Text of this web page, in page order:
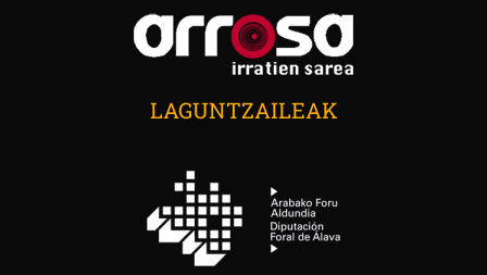
LAGUNTZAILEAK